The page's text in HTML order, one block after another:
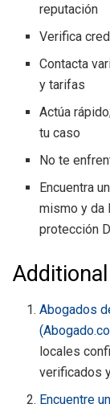
reputación
Verifica
Contacta
y tarifas
Actúa
tu caso
No te
Encuentra
mismo y da
protección
Abogados
(
locales
verificados
Encuentre